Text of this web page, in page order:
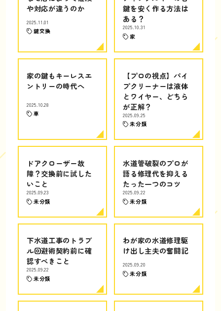
や対応が違うのか
2025.11.01
鍵交換
鍵を安く作る方法は
ある？
2025.10.31
家
家の鍵もキーレスエ
ントリーの時代へ
2025.10.28
車
【プロの視点】パイ
プクリーナーは液体
とワイヤー、どちら
が正解？
2025.09.25
未分類
ドアクローザー故
障？交換前に試した
いこと
2025.09.23
未分類
水道管破裂のプロが
語る修理代を抑える
たった一つのコツ
2025.09.22
未分類
下水道工事のトラブ
ル回避術契約前に確
認すべきこと
2025.09.22
未分類
わが家の水道修理駆
け出し主夫の奮闘記
2025.09.20
未分類